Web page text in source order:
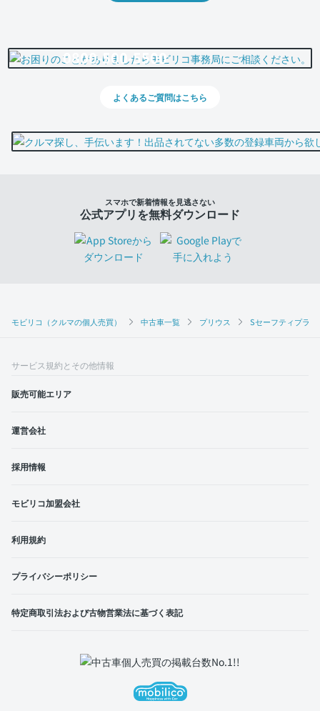
モビリコ（クルマの個人売買） 中古車一覧 プリウス Sセーフティプラス
0800-500-5500
よくあるご質問はこちら
スマホで新着情報を見逃さない
公式アプリを無料ダウンロード
サービス規約とその他情報
販売可能エリア
運営会社
採用情報
モビリコ加盟会社
利用規約
プライバシーポリシー
特定商取引法および古物営業法に基づく表記